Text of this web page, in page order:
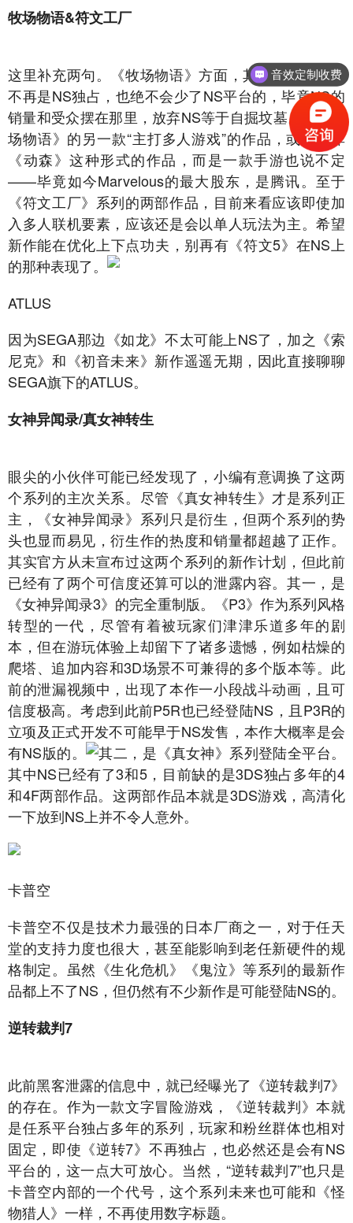
牧场物语&符文工厂
这里补充两句。《牧场物语》方面，其单机新作即使
不再是NS独占，也绝不会少了NS平台的，毕竟NS的
销量和受众摆在那里，放弃NS等于自掘坟墓。但《牧
场物语》的另一款“主打多人游戏”的作品，或许并非
《动森》这种形式的作品，而是一款手游也说不定
——毕竟如今Marvelous的最大股东，是腾讯。至于
《符文工厂》系列的两部作品，目前来看应该即使加
入多人联机要素，应该还是会以单人玩法为主。希望
新作能在优化上下点功夫，别再有《符文5》在NS上
的那种表现了。
ATLUS
因为SEGA那边《如龙》不太可能上NS了，加之《索
尼克》和《初音未来》新作遥遥无期，因此直接聊聊
SEGA旗下的ATLUS。
女神异闻录/真女神转生
眼尖的小伙伴可能已经发现了，小编有意调换了这两
个系列的主次关系。尽管《真女神转生》才是系列正
主，《女神异闻录》系列只是衍生，但两个系列的势
头也显而易见，衍生作的热度和销量都超越了正作。
其实官方从未宣布过这两个系列的新作计划，但此前
已经有了两个可信度还算可以的泄露内容。其一，是
《女神异闻录3》的完全重制版。《P3》作为系列风格
转型的一代，尽管有着被玩家们津津乐道多年的剧
本，但在游玩体验上却留下了诸多遗憾，例如枯燥的
爬塔、追加内容和3D场景不可兼得的多个版本等。此
前的泄漏视频中，出现了本作一小段战斗动画，且可
信度极高。考虑到此前P5R也已经登陆NS，且P3R的
立项及正式开发不可能早于NS发售，本作大概率是会
有NS版的。
其二，是《真女神》系列登陆全平台。
其中NS已经有了3和5，目前缺的是3DS独占多年的4
和4F两部作品。这两部作品本就是3DS游戏，高清化
一下放到NS上并不令人意外。
卡普空
卡普空不仅是技术力最强的日本厂商之一，对于任天
堂的支持力度也很大，甚至能影响到老任新硬件的规
格制定。虽然《生化危机》《鬼泣》等系列的最新作
品都上不了NS，但仍然有不少新作是可能登陆NS的。
逆转裁判7
此前黑客泄露的信息中，就已经曝光了《逆转裁判7》
的存在。作为一款文字冒险游戏，《逆转裁判》本就
是任系平台独占多年的系列，玩家和粉丝群体也相对
固定，即使《逆转7》不再独占，也必然还是会有NS
平台的，这一点大可放心。当然，“逆转裁判7”也只是
卡普空内部的一个代号，这个系列未来也可能和《怪
物猎人》一样，不再使用数字标题。
音效定制收费